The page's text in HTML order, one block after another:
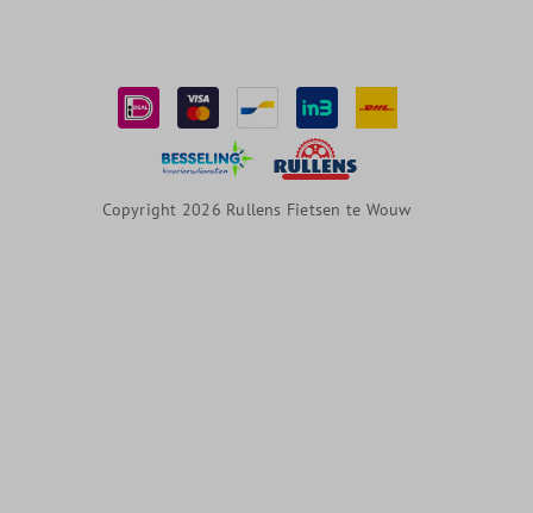
Copyright 2026 Rullens Fietsen te Wouw